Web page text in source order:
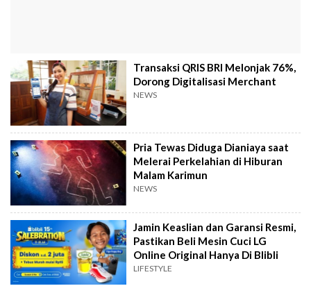
Transaksi QRIS BRI Melonjak 76%,
Dorong Digitalisasi Merchant
NEWS
Pria Tewas Diduga Dianiaya saat
Melerai Perkelahian di Hiburan
Malam Karimun
NEWS
Jamin Keaslian dan Garansi Resmi,
Pastikan Beli Mesin Cuci LG
Online Original Hanya Di Blibli
LIFESTYLE